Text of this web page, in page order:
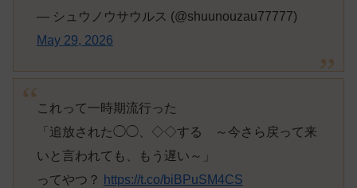
— シュウノウサウルス (@shuunouzau77777)
May 29, 2026
これって一時期流行った
「追放された◯◯、◇◇する ～今さら戻って来
いと言われても、もう遅い～」
ってやつ？
https://t.co/biBPuSM4CS